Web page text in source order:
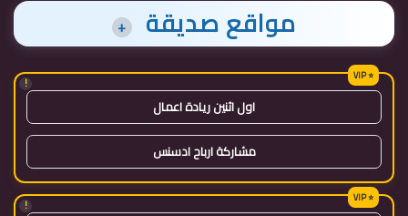
مواقع صديقة +
!
اول اثنين ريادة اعمال
مشاركة ارباح ادسنس
!